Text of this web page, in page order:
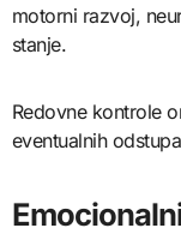
motorni razvoj,
stanje.
Redovne kontrole
eventualnih